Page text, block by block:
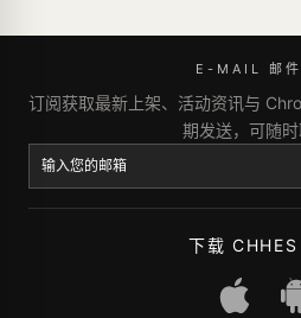
E-MAIL 邮件
订阅获取最新上架、活动资讯与
期发送，可随时
下载